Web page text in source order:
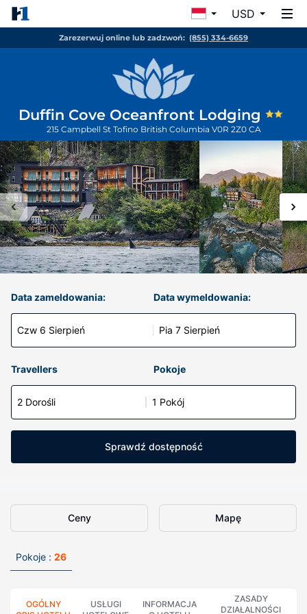
USD
Zarezerwuj online lub zadzwoń: (855) 334-6659
Duffin Cove Oceanfront Lodging
215 Campbell St Tofino British Columbia V0R 2Z0 CA
Data zameldowania:
Czw 6 Sierpień
Data wymeldowania:
Pia 7 Sierpień
Travellers Pokoje
2 Dorośli 1 Pokój
Sprawdź dostępność
Ceny Mapę
Pokoje : 26
OGÓLNY
USŁUGI
INFORMACJA
ZASADY
DZIAŁALNOŚCI